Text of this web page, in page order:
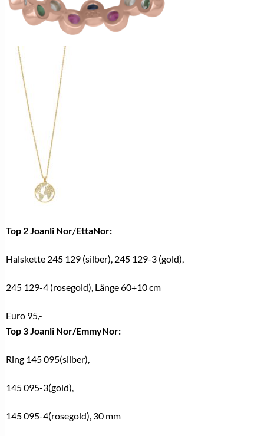
Top 2 Joanli Nor/EttaNor:
Halskette 245 129 (silber), 245 129-3 (gold),
245 129-4 (rosegold), Länge 60+10 cm
Euro 95,-
Top 3 Joanli Nor/EmmyNor:
Ring 145 095(silber),
145 095-3(gold),
145 095-4(rosegold), 30 mm